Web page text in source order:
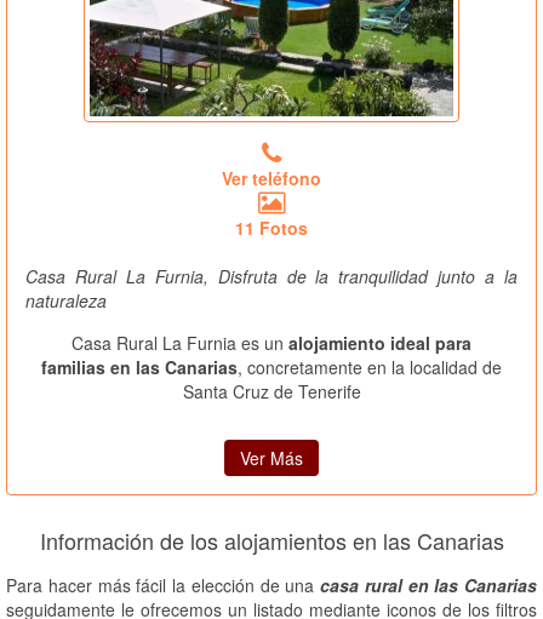
Ver teléfono
11 Fotos
Casa Rural La Furnia, Disfruta de la tranquilidad junto a la
naturaleza
Casa Rural La Furnia es un alojamiento ideal para
familias en las Canarias, concretamente en la localidad de
Santa Cruz de Tenerife
Ver Más
Información de los alojamientos en las Canarias
Para hacer más fácil la elección de una casa rural en las Canarias
seguidamente le ofrecemos un listado mediante iconos de los filtros